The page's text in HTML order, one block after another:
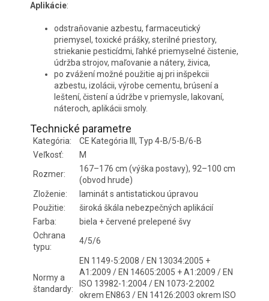
Aplikácie:
odstraňovanie azbestu, farmaceutický
priemysel, toxické prášky, sterilné priestory,
striekanie pesticídmi, ľahké priemyselné čistenie,
údržba strojov, maľovanie a nátery, živica,
po zvážení možné použitie aj pri inšpekcii
azbestu, izolácii, výrobe cementu, brúsení a
leštení, čistení a údržbe v priemysle, lakovaní,
náteroch, aplikácii smoly.
Technické parametre
Kategória:
CE Kategória III, Typ 4-B/5-B/6-B
Veľkosť:
M
Rozmer:
167–176 cm (výška postavy), 92–100 cm
(obvod hrude)
Zloženie:
laminát s antistatickou úpravou
Použitie:
široká škála nebezpečných aplikácií
Farba:
biela + červené prelepené švy
Ochrana
typu:
4/5/6
Normy a
štandardy:
EN 1149-5:2008 / EN 13034:2005 +
A1:2009 / EN 14605:2005 + A1:2009 / EN
ISO 13982-1:2004 / EN 1073-2:2002
okrem EN863 / EN 14126:2003 okrem ISO